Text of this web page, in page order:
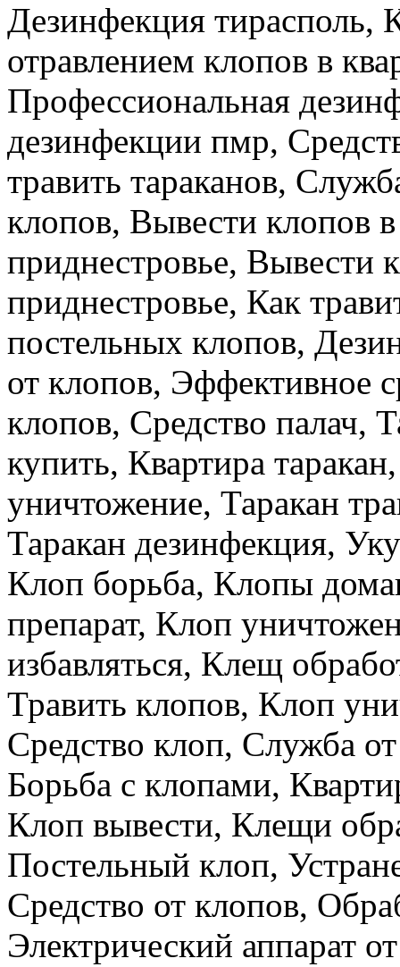
Дезинфекция
отравлением клопов в
Профессиональная
дезинфекции пмр,
травить тараканов,
клопов, Вывести клопов
приднестровье, Вывести
приднестровье, Как
постельных клопов,
от клопов, Эффективное
клопов, Средство палач,
купить, Квартира
уничтожение, Таракан
Таракан дезинфекция,
Клоп борьба, Клопы
препарат, Клоп
избавляться, Клещ
Травить клопов, Клоп
Средство клоп, Служба
Борьба с клопами,
Клоп вывести, Клещи
Постельный клоп,
Средство от клопов,
Электрический аппарат